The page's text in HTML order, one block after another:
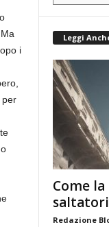
i
per
Leggi
Come
Redazione